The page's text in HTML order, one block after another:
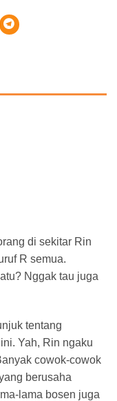
di sekitar Rin
R semua.
Nggak tau juga
tentang
Yah, Rin ngaku
cowok-cowok
berusaha
lama bosen juga